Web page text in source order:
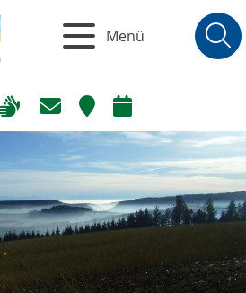
Menü